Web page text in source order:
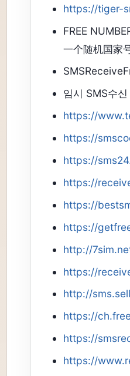
https://tiger-
FREE
一个随机国家
임시 SMS수신
https://
https://
https://
https://
https://
https://
http://
https://
http://
https://
https://
https://